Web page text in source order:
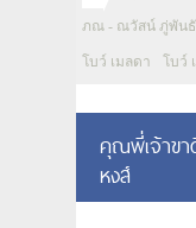
ภณ - ณวัสน์ ภู่พัน
โบว์ เมลดา โบว์
คุณพี่เจ้าขา
หงส์